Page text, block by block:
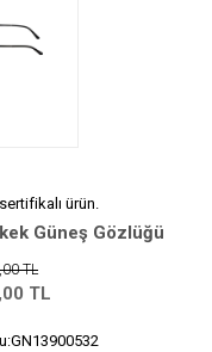
ürün.
Güneş Gözlüğü
TL
TL